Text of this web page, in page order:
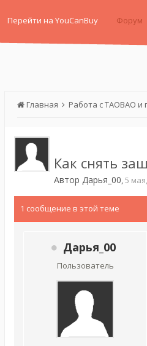
Перейти на YouCanBuy Форум
Главная Работа с TAOBAO
Как снять
Автор Дарья_00,5
1 сообщение в этой теме
Дарья_00
Пользователь